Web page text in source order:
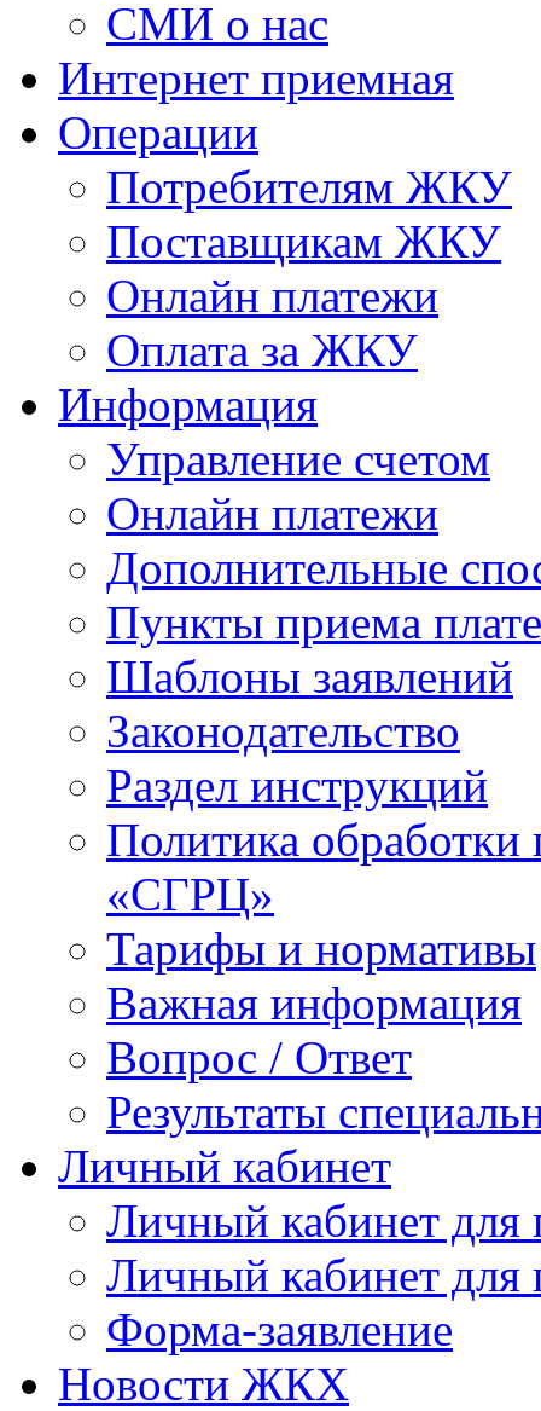
СМИ о нас
Интернет приемная
Операции
Потребителям ЖКУ
Поставщикам ЖКУ
Онлайн платежи
Оплата за ЖКУ
Информация
Управление счетом
Онлайн платежи
Дополнительные
Пункты приема
Шаблоны заявлений
Законодательство
Раздел инструкций
Политика
«СГРЦ»
Тарифы и нормативы
Важная информация
Вопрос / Ответ
Результаты
Личный кабинет
Личный кабинет
Личный кабинет
Форма-заявление
Новости ЖКХ